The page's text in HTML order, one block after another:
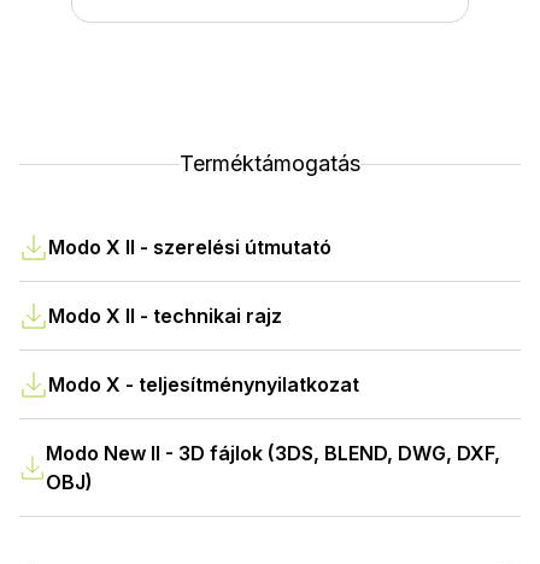
Terméktámogatás
Modo X II - szerelési útmutató
Modo X II - technikai rajz
Modo X - teljesítménynyilatkozat
Modo New II - 3D fájlok (3DS, BLEND, DWG, DXF,
OBJ)